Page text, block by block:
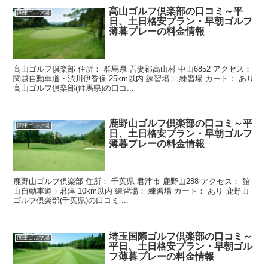
関東ゴルフ場
高山ゴルフ倶楽部の口コミ～平
日、土日格安プラン・早朝ゴルフ
薄暮プレーの料金情報
高山ゴルフ倶楽部 住所： 群馬県 吾妻郡高山村 中山6852 アクセス：
関越自動車道・渋川伊香保 25km以内 練習場： 練習場 カート： あり
高山ゴルフ倶楽部(群馬県)の口コ...
関東ゴルフ場
鹿野山ゴルフ倶楽部の口コミ～平
日、土日格安プラン・早朝ゴルフ
薄暮プレーの料金情報
鹿野山ゴルフ倶楽部 住所： 千葉県 君津市 鹿野山288 アクセス： 館
山自動車道・君津 10km以内 練習場： 練習場 カート： あり 鹿野山
ゴルフ倶楽部(千葉県)の口コミ ...
関東ゴルフ場
埼玉国際ゴルフ倶楽部の口コミ～
平日、土日格安プラン・早朝ゴル
フ薄暮プレーの料金情報